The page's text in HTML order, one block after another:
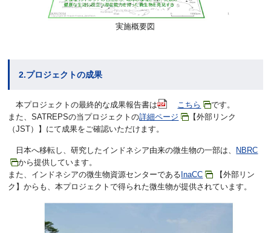
実施概要図
2.プロジェクトの成果
本プロジェクトの最終的な成果報告書は こちら
です。
また、SATREPSの当プロジェクトの詳細ページ
【外部リンク
（JST）】にて成果をご確認いただけます。
日本へ移転し、研究したインドネシア由来の微生物の一部は、
NBRC
から提供しています。
また、インドネシアの微生物資源センターである InaCC
【外部リン
ク】からも、本プロジェクトで得られた微生物が提供されています。